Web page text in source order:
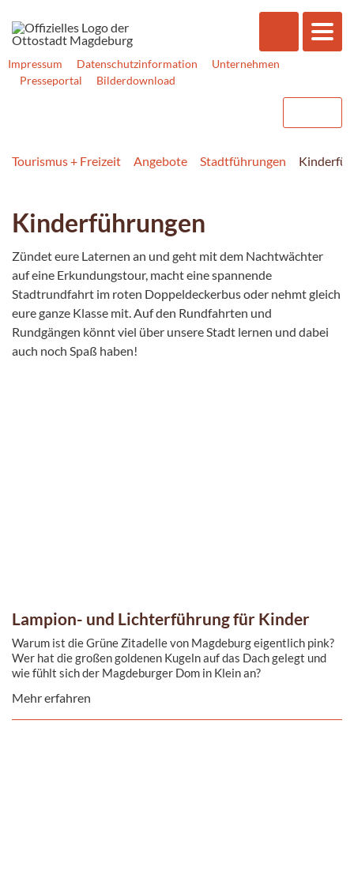
Impressum Datenschutzinformation
Unternehmen
Presseportal
Bilderdownload
Tourismus + Freizeit Angebote Stadtführungen
Kinderführungen
Zündet eure Laternen an und geht mit dem Nachtwächter
auf eine Erkundungstour, macht eine spannende
Stadtrundfahrt im roten Doppeldeckerbus oder nehmt gleich
eure ganze Klasse mit. Auf den Rundfahrten und
Rundgängen könnt viel über unsere Stadt lernen und dabei
auch noch Spaß haben!
Lampion- und Lichterführung für Kinder
Warum ist die Grüne Zitadelle von Magdeburg eigentlich pink?
Wer hat die großen goldenen Kugeln auf das Dach gelegt und
wie fühlt sich der Magdeburger Dom in Klein an?
Mehr erfahren